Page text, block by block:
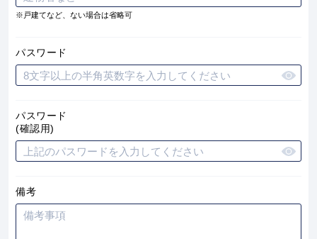
※戸建てなど、ない場合は省略可
パスワード
パスワード
(確認用)
備考